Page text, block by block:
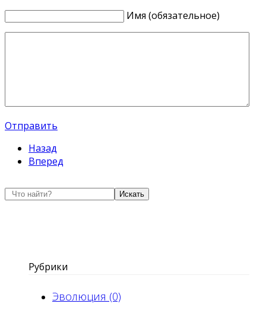
Имя (обязательное)
Отправить
Назад
Вперед
Искать
Рубрики
Эволюция (0)